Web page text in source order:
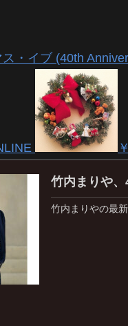
ス・イブ (40th
竹内まりや
竹内まりやの最